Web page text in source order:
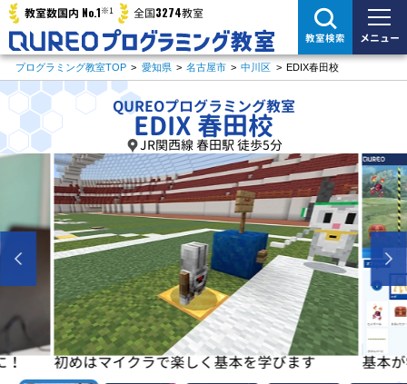
教室数国内 No.1※1 全国3274教室
教室検索 メニュー
プログラミング教室TOP > 愛知県 > 名古屋市 > 中川区 > EDIX春田校
QUREOプログラミング教室
EDIX 春田校
JR関西線 春田駅 徒歩5分
！ 初めはマイクラで楽しく基本を学びます 基本